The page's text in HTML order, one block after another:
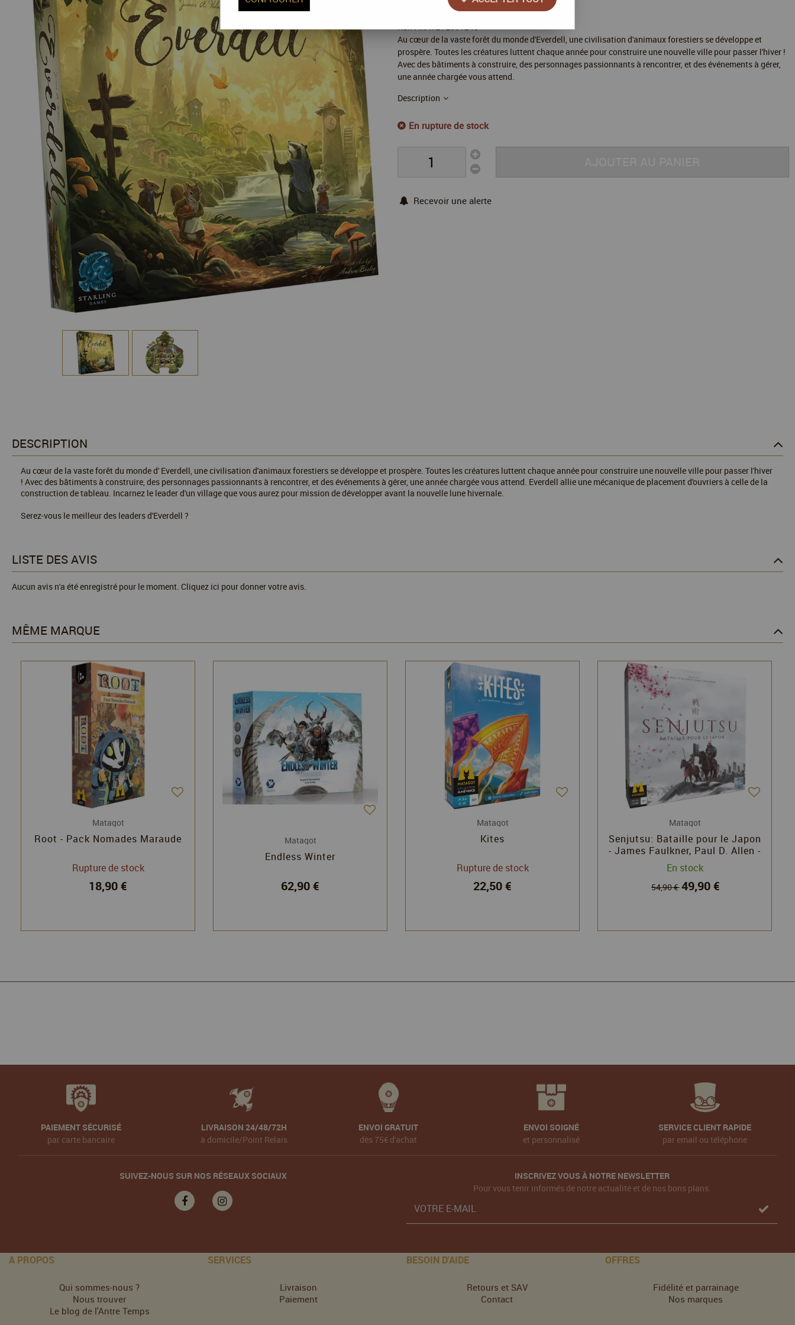
Réf. :MATEVE001243
Au cœur de la vaste forêt du monde d'Everdell, une civilisation d'animaux forestiers se développe et
prospère. Toutes les créatures luttent chaque année pour construire une nouvelle ville pour passer l'hiver !
Avec des bâtiments à construire, des personnages passionnants à rencontrer, et des événements à gérer,
une année chargée vous attend.
Description
En rupture de stock
Recevoir une alerte
DESCRIPTION
Au cœur de la vaste forêt du monde d' Everdell, une civilisation d'animaux forestiers se développe et prospère. Toutes les créatures luttent chaque année pour construire une nouvelle ville pour passer l'hiver
! Avec des bâtiments à construire, des personnages passionnants à rencontrer, et des événements à gérer, une année chargée vous attend. Everdell allie une mécanique de placement d'ouvriers à celle de la
construction de tableau. Incarnez le leader d'un village que vous aurez pour mission de développer avant la nouvelle lune hivernale.
Serez-vous le meilleur des leaders d'Everdell ?
LISTE DES AVIS
Aucun avis n'a été enregistré pour le moment. Cliquez ici pour donner votre avis.
MÊME MARQUE
Matagot
Root - Pack Nomades Maraude
Rupture de stock
18,90 €
Matagot
Endless Winter
62,90 €
Matagot
Kites
Rupture de stock
22,50 €
Matagot
Senjutsu: Bataille pour le Japon
- James Faulkner, Paul D. Allen -
Matagot
En stock
54,90 €49,90 €
PAIEMENT SÉCURISÉ
par carte bancaire
LIVRAISON 24/48/72H
à domicile/Point Relais
ENVOI GRATUIT
dès 75€ d'achat
ENVOI SOIGNÉ
et personnalisé
SERVICE CLIENT RAPIDE
par email ou téléphone
SUIVEZ-NOUS SUR NOS RÉSEAUX SOCIAUX
INSCRIVEZ VOUS À NOTRE NEWSLETTER
Pour vous tenir informés de notre actualité et de nos bons plans.
A PROPOS
Qui sommes-nous ?
Nous trouver
Le blog de l'Antre Temps
SERVICES
Livraison
Paiement
BESOIN D'AIDE
Retours et SAV
Contact
OFFRES
Fidélité et parrainage
Nos marques